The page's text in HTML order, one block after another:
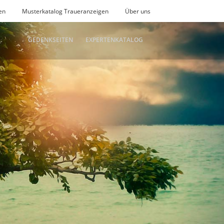
Musterkatalog Traueranzeigen Über uns
GEDENKSEITEN EXPERTENKATALOG